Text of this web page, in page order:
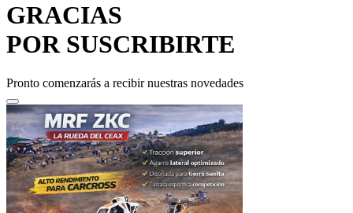
GRACIAS
POR SUSCRIBIRTE
Pronto comenzarás a recibir nuestras novedades